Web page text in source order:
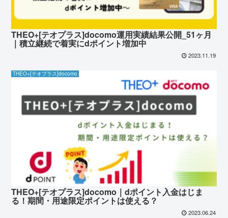
THEO+[テオプラス]docomo運用実績結果公開_51ヶ月
｜積立継続で着実にdポイント増加中
2023.11.19
THEO+[テオプラス]docomo
THEO+[テオプラス]docomo｜dポイント入金はじま
る！期間・用途限定ポイントは使える？
2023.06.24